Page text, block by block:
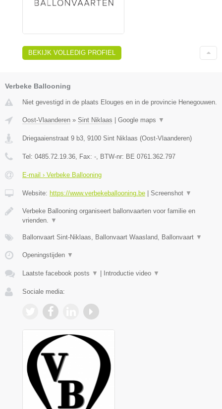
BEKIJK VOLLEDIG PROFIEL
Verbeke Ballooning
Niet gevestigd in de plaats Elouges en in de provincie Henegouwen.
Oost-Vlaanderen » Sint Niklaas | Google maps ▼
Driegaaienstraat 9 b3 9100 Sint Niklaas (Oost-Vlaanderen)
Tel: 0485.72.19.36 , Fax: - , BTW-nr: BE 0761.362.797
E-mail › Verbeke Ballooning
Website: https://www.verbekeballooning.be | Screenshot ▼
Verbeke Ballooning organiseert ballonvaarten voor familie en
vrienden.
▼
Ballonvaart Sint-Niklaas, Ballonvaart Waasland, Ballonvaart ▼
Openingstijden ▼
Laatste facebook posts ▼ | Introductie video ▼
Sociale media: